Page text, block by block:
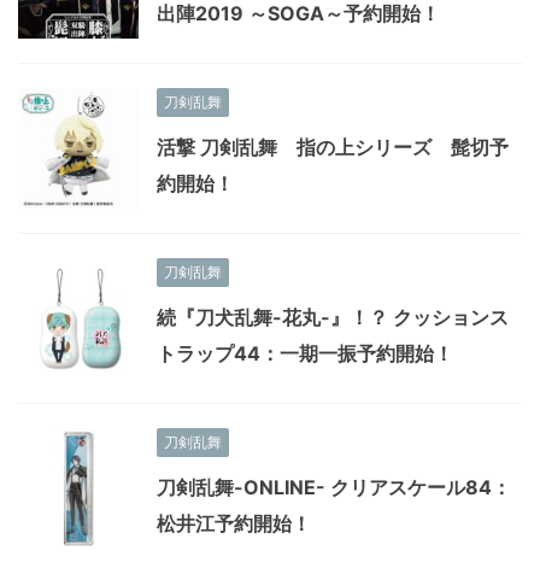
出陣2019 ～SOGA～予約開始！
刀剣乱舞
活撃 刀剣乱舞 指の上シリーズ 髭切予
約開始！
刀剣乱舞
続『刀犬乱舞-花丸-』！？ クッションス
トラップ44：一期一振予約開始！
刀剣乱舞
刀剣乱舞-ONLINE- クリアスケール84：
松井江予約開始！